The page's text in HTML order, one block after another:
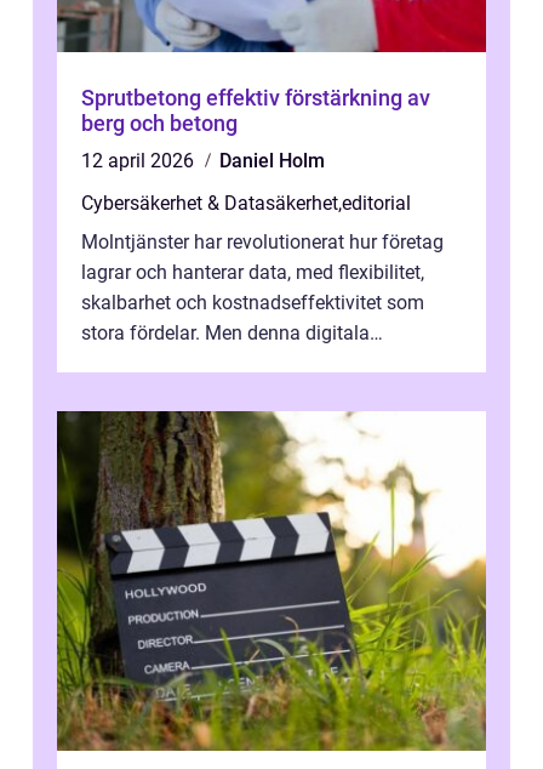
Sprutbetong effektiv förstärkning av
berg och betong
12 april 2026
Daniel Holm
Cybersäkerhet & Datasäkerhet,editorial
Molntjänster har revolutionerat hur företag
lagrar och hanterar data, med flexibilitet,
skalbarhet och kostnadseffektivitet som
stora fördelar. Men denna digitala